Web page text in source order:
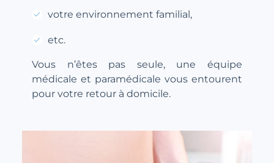
votre environnement familial,
etc.
Vous n’êtes pas seule, une équipe
médicale et paramédicale vous entourent
pour votre retour à domicile.